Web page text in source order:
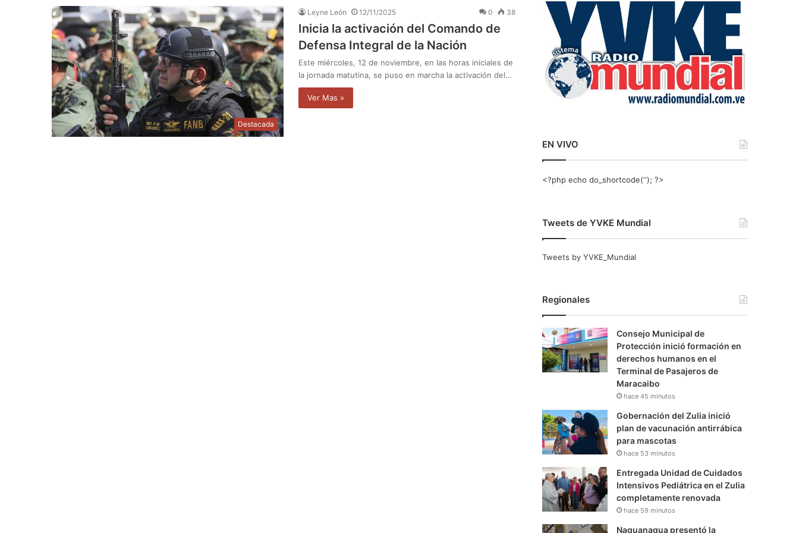
Destacada
Leyne León 12/11/2025 0 38
Inicia la activación del Comando de
Defensa Integral de la Nación
Este miércoles, 12 de noviembre, en las horas iniciales de
la jornada matutina, se puso en marcha la activación del…
Ver Mas »
r
EN VIVO
<?php echo do_shortcode(‘‘); ?>
Tweets de YVKE Mundial
Tweets by YVKE_Mundial
Regionales
Consejo Municipal de
Protección inició formación en
derechos humanos en el
Terminal de Pasajeros de
Maracaibo
hace 45 minutos
Gobernación del Zulia inició
plan de vacunación antirrábica
para mascotas
hace 53 minutos
Entregada Unidad de Cuidados
Intensivos Pediátrica en el Zulia
completamente renovada
hace 59 minutos
Naguanagua presentó la